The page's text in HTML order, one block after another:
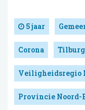
5 jaar
Corona Tilburg
Veiligheidsregio
Provincie Noord-